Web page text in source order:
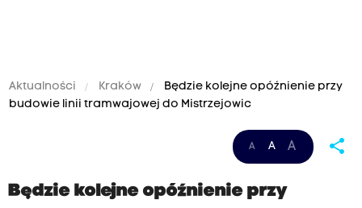
Aktualności Kraków
Będzie kolejne opóźnienie przy
budowie linii tramwajowej do Mistrzejowic
A A A share
Będzie kolejne opóźnienie przy